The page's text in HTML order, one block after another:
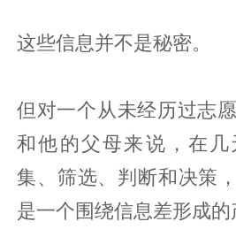
这些信息并不是秘密。
但对一个从未经历过志
和他的父母来说，在
集、筛选、判断和决策
是一个围绕信息差形成的